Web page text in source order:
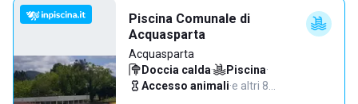
Piscina Comunale di
Acquasparta
Acquasparta
Doccia calda· Piscina·
Accesso animali·e altri 8…